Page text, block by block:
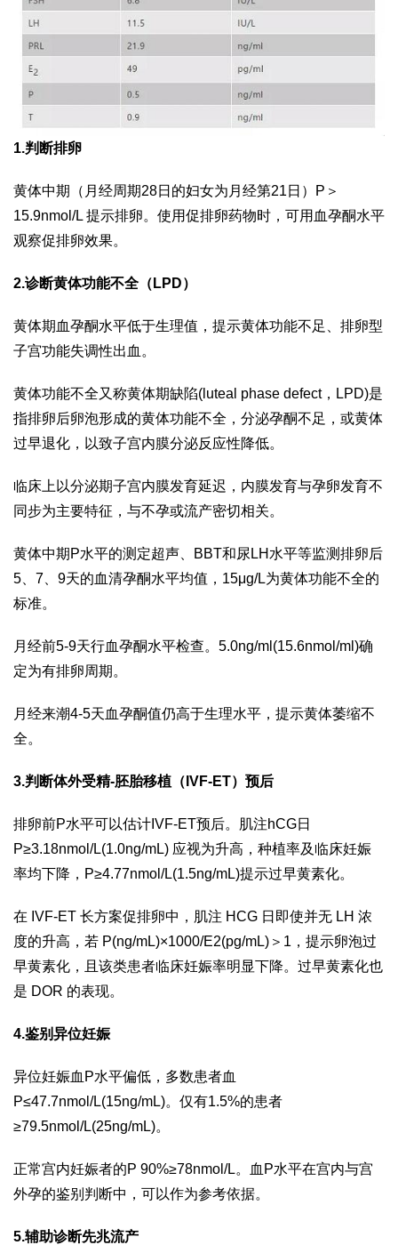
1.判断排卵
黄体中期（月经周期28日的妇女为月经第21日）P＞
15.9nmol/L 提示排卵。使用促排卵药物时，可用血孕酮水平
观察促排卵效果。
2.诊断黄体功能不全（LPD）
黄体期血孕酮水平低于生理值，提示黄体功能不足、排卵型
子宫功能失调性出血。
黄体功能不全又称黄体期缺陷(luteal phase defect，LPD)是
指排卵后卵泡形成的黄体功能不全，分泌孕酮不足，或黄体
过早退化，以致子宫内膜分泌反应性降低。
临床上以分泌期子宫内膜发育延迟，内膜发育与孕卵发育不
同步为主要特征，与不孕或流产密切相关。
黄体中期P水平的测定超声、BBT和尿LH水平等监测排卵后
5、7、9天的血清孕酮水平均值，15μg/L为黄体功能不全的
标准。
月经前5-9天行血孕酮水平检查。5.0ng/ml(15.6nmol/ml)确
定为有排卵周期。
月经来潮4-5天血孕酮值仍高于生理水平，提示黄体萎缩不
全。
3.判断体外受精-胚胎移植（IVF-ET）预后
排卵前P水平可以估计IVF-ET预后。肌注hCG日
P≥3.18nmol/L(1.0ng/mL) 应视为升高，种植率及临床妊娠
率均下降，P≥4.77nmol/L(1.5ng/mL)提示过早黄素化。
在 IVF-ET 长方案促排卵中，肌注 HCG 日即使并无 LH 浓
度的升高，若 P(ng/mL)×1000/E2(pg/mL)＞1，提示卵泡过
早黄素化，且该类患者临床妊娠率明显下降。过早黄素化也
是 DOR 的表现。
4.鉴别异位妊娠
异位妊娠血P水平偏低，多数患者血
P≤47.7nmol/L(15ng/mL)。仅有1.5%的患者
≥79.5nmol/L(25ng/mL)。
正常宫内妊娠者的P 90%≥78nmol/L。血P水平在宫内与宫
外孕的鉴别判断中，可以作为参考依据。
5.辅助诊断先兆流产